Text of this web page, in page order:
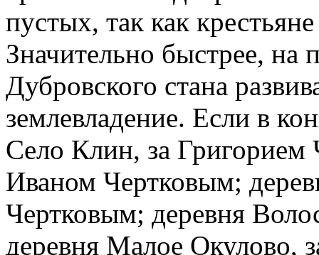
пустых, так как
Значительно быстрее, на
Дубровского стана
землевладение. Если в
Село Клин, за Григорием
Иваном Чертковым;
Чертковым; деревня
деревня Малое Окулово,